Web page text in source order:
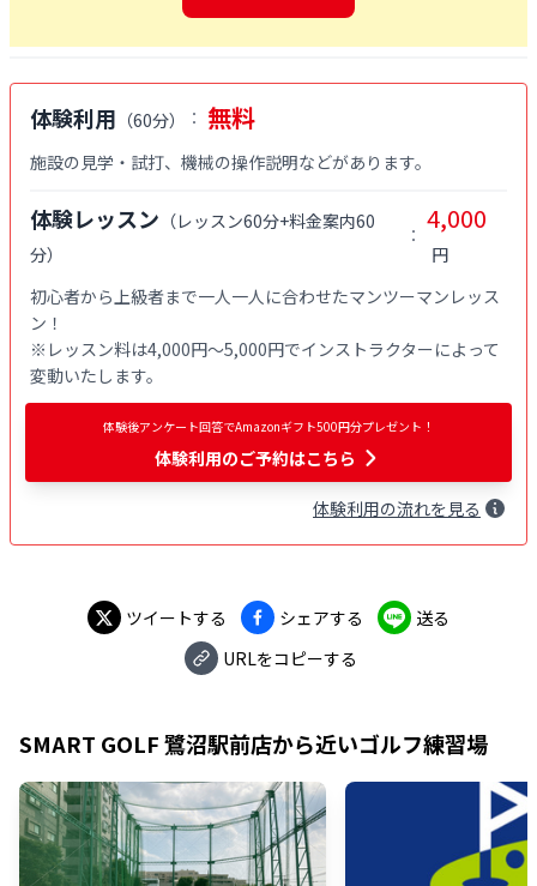
体験利用 （60分） ： 無料
施設の見学・試打、機械の操作説明などがあります。
体験レッスン （レッスン60分+料金案内60
分）
： 4,000
円
初心者から上級者まで一人一人に合わせたマンツーマンレッス
ン！
※レッスン料は4,000円〜5,000円でインストラクターによって
変動いたします。
体験後アンケート回答でAmazonギフト500円分プレゼント！
体験利用のご予約はこちら
体験利用の流れを見る
ツイートする シェアする
送る
URLをコピーする
SMART GOLF 鷺沼駅前店から近いゴルフ練習場